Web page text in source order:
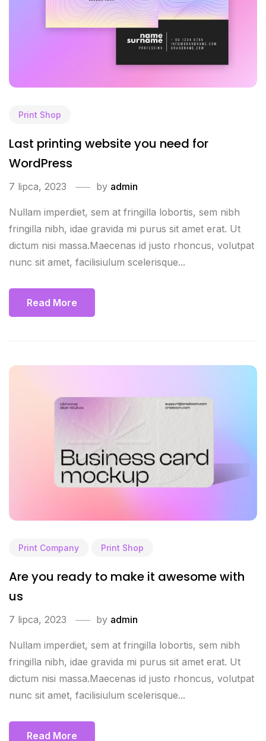
Print Shop
Last printing website you need for
WordPress
7 lipca, 2023 by admin
Nullam imperdiet, sem at fringilla lobortis, sem nibh
fringilla nibh, idae gravida mi purus sit amet erat. Ut
dictum nisi massa.Maecenas id justo rhoncus, volutpat
nunc sit amet, facilisiulum scelerisque...
Read More
Print Company Print Shop
Are you ready to make it awesome with
us
7 lipca, 2023 by admin
Nullam imperdiet, sem at fringilla lobortis, sem nibh
fringilla nibh, idae gravida mi purus sit amet erat. Ut
dictum nisi massa.Maecenas id justo rhoncus, volutpat
nunc sit amet, facilisiulum scelerisque...
Read More